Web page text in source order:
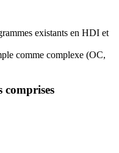
existants en HDI et
comme complexe (OC,
comprises